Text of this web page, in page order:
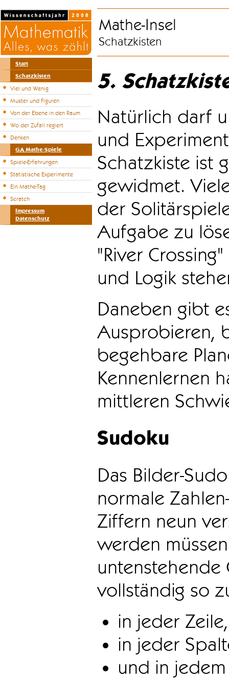
Start
Schatzkisten
Viel und Wenig
Muster und Figuren
Von der Ebene in den Raum
Wo der Zufall regiert
Denken
GA Mathe-Spiele
Spiele-Erfahrungen
Statistische Experimente
Ein Mathe-Tag
Scratch
Impressum
Datenschutz
Mathe-Insel
Schatzkisten
5.
Natürlich darf
und
Schatzkiste ist
gewidmet.
der
Aufgabe zu
"River
und Logik
Daneben gibt
Ausprobieren,
begehbare
Kennenlernen
mittleren
Sudoku
Das Bilder-
normale
Ziffern neun
werden
vollständig so
in jeder Zeile,
in jeder
und in